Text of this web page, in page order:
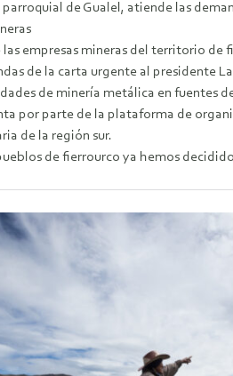
parroquial de Gualel, atiende las
las empresas mineras del territorio de
de la carta urgente al presidente
de minería metálica en fuentes
por parte de la plataforma de
de la región sur.
de fierrourco ya hemos